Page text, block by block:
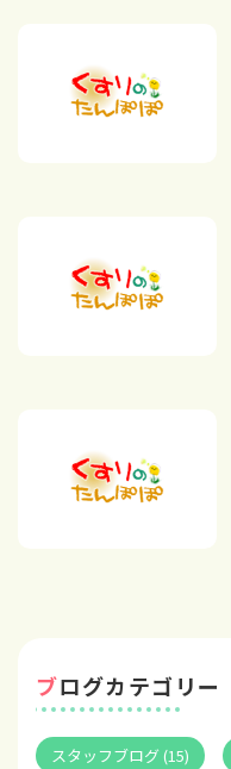
ブログカテゴリー
スタッフブログ (15)